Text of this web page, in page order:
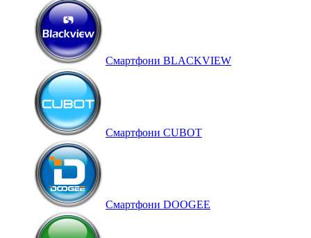
Смартфони BLACKVIEW
Смартфони CUBOT
Смартфони DOOGEE